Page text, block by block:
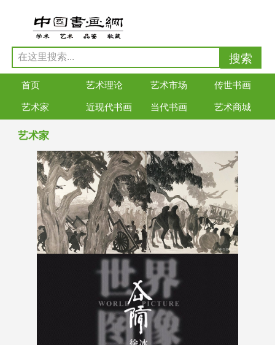
首页 艺术理论 艺术市场 传世书画
艺术家 近现代书画 当代书画 艺术商城
艺术家